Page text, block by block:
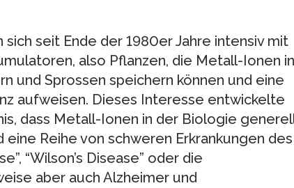
seit Ende der 1980er Jahre intensiv mit
also Pflanzen, die Metall-Ionen in
und Sprossen speichern können und eine
aufweisen. Dieses Interesse entwickelte
dass Metall-Ionen in der Biologie
Reihe von schweren Erkrankungen des
“Wilson’s Disease” oder die
aber auch Alzheimer und